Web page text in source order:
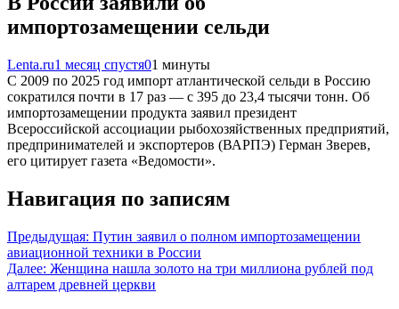
импортозамещении сельди
Lenta.ru1 месяц спустя01 минуты
С 2009 по 2025 год импорт атлантической сельди в Россию
сократился почти в 17 раз — с 395 до 23,4 тысячи тонн. Об
импортозамещении продукта заявил президент
Всероссийской ассоциации рыбохозяйственных предприятий,
предпринимателей и экспортеров (ВАРПЭ) Герман Зверев,
его цитирует газета «Ведомости».
Навигация по записям
Предыдущая: Путин заявил о полном импортозамещении
авиационной техники в России
Далее: Женщина нашла золото на три миллиона рублей под
алтарем древней церкви